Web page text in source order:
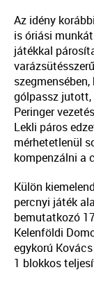
Az idény
is óriási
játékkal
gólpassz jutott,
Peringer
Lekli páros
mérhetetlenül
kompenzálni a
Külön
percnyi játék
bemutatkozó
Kelenföldi
egykorú
1 blokkos